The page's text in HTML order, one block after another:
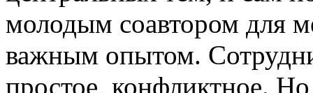
молодым соавтором для
важным опытом.
простое, конфликтное.